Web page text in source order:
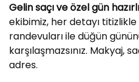
Gelin saçı ve özel gün
ekibimiz, her detayı
randevuları ile düğün
karşılaşmazsınız. Makyaj,
adres.